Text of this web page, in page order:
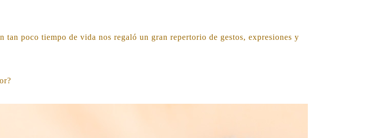
tan poco tiempo de vida nos regaló un gran repertorio de gestos, expresiones y